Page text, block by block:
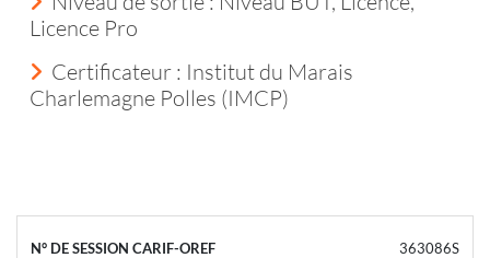
Licence Pro
Certificateur : Institut du Marais
Charlemagne Polles (IMCP)
363086S